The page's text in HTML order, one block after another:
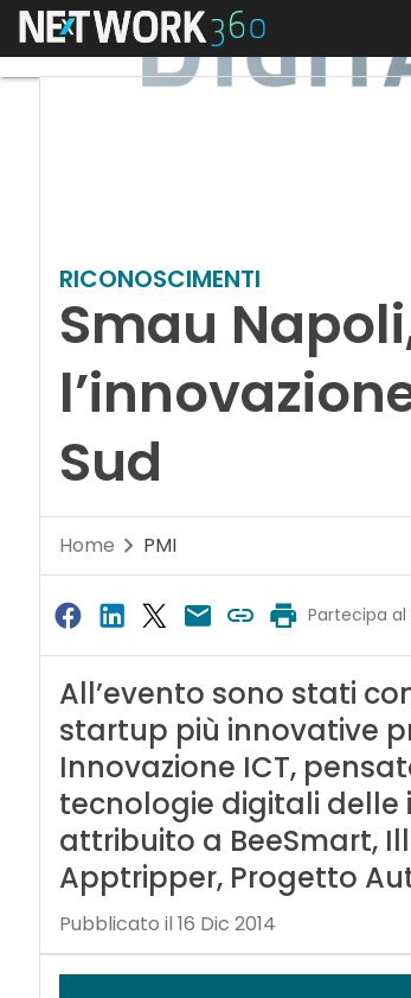
Menu
RICONOSCIMENTI
Smau
Sud
Home PMI
Partecipa
All’evento sono stati
startup più innovative
Innovazione ICT,
tecnologie digitali delle
attribuito a BeeSmart,
Apptripper, Progetto
Pubblicato il 16 Dic 2014